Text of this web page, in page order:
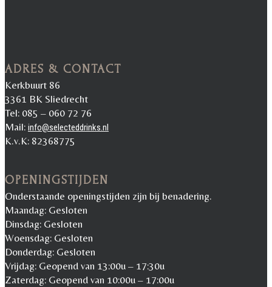
ADRES & CONTACT
Kerkbuurt 86
3361 BK Sliedrecht
Tel: 085 – 060 72 76
Mail: info@selecteddrinks.nl
K.v.K: 82368775
OPENINGSTIJDEN
Onderstaande openingstijden zijn bij benadering.
Maandag: Gesloten
Dinsdag: Gesloten
Woensdag: Gesloten
Donderdag: Gesloten
Vrijdag: Geopend van 13:00u – 17:30u
Zaterdag: Geopend van 10:00u – 17:00u